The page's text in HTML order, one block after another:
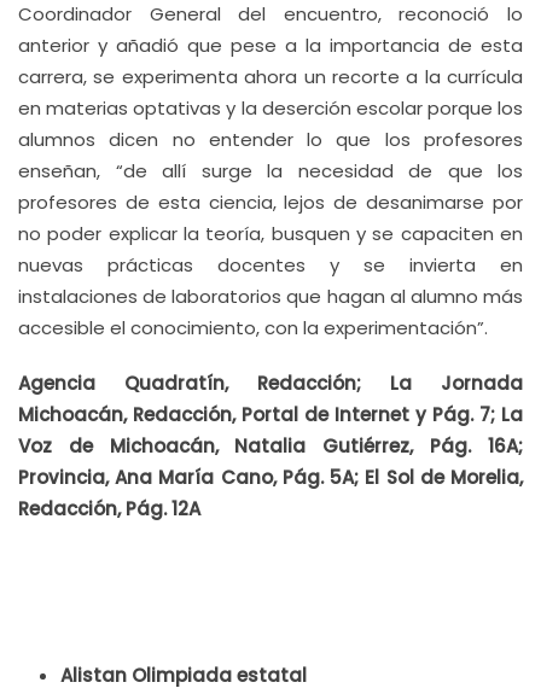
Coordinador General del encuentro, reconoció lo
anterior y añadió que pese a la importancia de esta
carrera, se experimenta ahora un recorte a la currícula
en materias optativas y la deserción escolar porque los
alumnos dicen no entender lo que los profesores
enseñan, “de allí surge la necesidad de que los
profesores de esta ciencia, lejos de desanimarse por
no poder explicar la teoría, busquen y se capaciten en
nuevas prácticas docentes y se invierta en
instalaciones de laboratorios que hagan al alumno más
accesible el conocimiento, con la experimentación”.
Agencia Quadratín, Redacción; La Jornada
Michoacán, Redacción, Portal de Internet y Pág. 7; La
Voz de Michoacán, Natalia Gutiérrez, Pág. 16A;
Provincia, Ana María Cano, Pág. 5A; El Sol de Morelia,
Redacción, Pág. 12A
Alistan Olimpiada estatal